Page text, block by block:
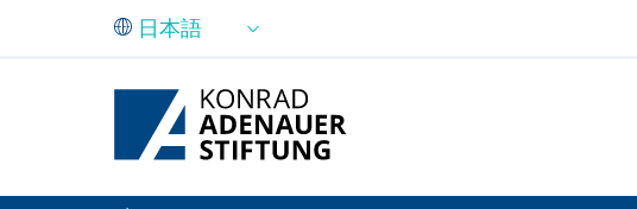
メインコンテンツにスキップ